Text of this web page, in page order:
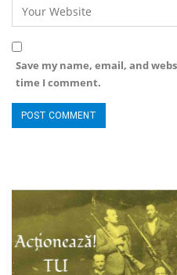
Save my name, email, and
time I comment.